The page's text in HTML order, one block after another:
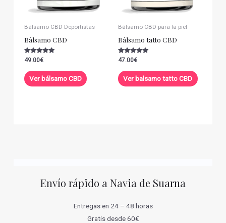
Bálsamo CBD Deportistas
Bálsamo CBD
Valorado con
de 5
49.00€
Ver bálsamo CBD
Bálsamo CBD para la piel
Bálsamo tatto CBD
Valorado con
de 5
47.00€
Ver balsamo tatto CBD
Envío rápido a Navia de Suarna
Entregas en 24 – 48 horas
Gratis desde 60€